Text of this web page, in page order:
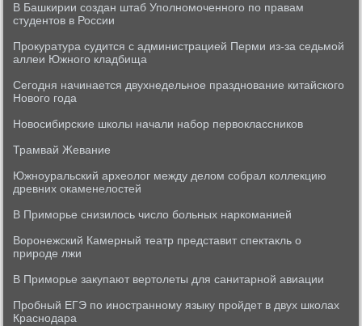
В Башкирии создан штаб Уполномоченного по правам
студентов в России
Прокуратура судится с администрацией Перми из-за седьмой
аллеи Южного кладбища
Сегодня начинается двухнедельное празднование китайского
Нового года
Новосибирские школы начали набор первоклассников
Трамвай Жевание
Южноуральский археолог между делом собрал коллекцию
древних окаменелостей
В Приморье снизилось число больных наркоманией
Воронежский Камерный театр представит спектакль о
природе лжи
В Приморье закупают вертолеты для санитарной авиации
Пробный ЕГЭ по иностранному языку пройдет в двух школах
Краснодара